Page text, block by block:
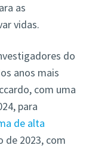
as
vidas.
do
anos mais
com uma
para
de alta
de 2023, com